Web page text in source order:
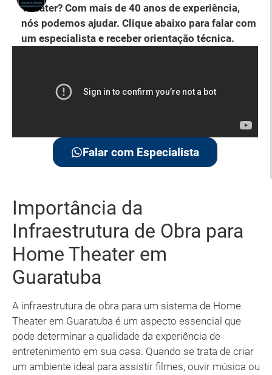
Theater? Com mais de 40 anos de experiência,
nós podemos ajudar. Clique abaixo para falar com
um especialista e receber orientação técnica.
Falar com Especialista
Importância da
Infraestrutura de Obra para
Home Theater em
Guaratuba
A infraestrutura de obra para um sistema de Home
Theater em Guaratuba é um aspecto essencial que
pode determinar a qualidade da experiência de
entretenimento em sua casa. Quando se trata de criar
um ambiente ideal para assistir filmes, ouvir música ou